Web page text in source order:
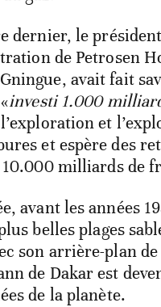
dernier, le
de Petrosen
avait fait
investi 1.000
et
et espère des
milliards de
avant les années
belles plages
son arrière-plan
de Dakar est
de la planète.